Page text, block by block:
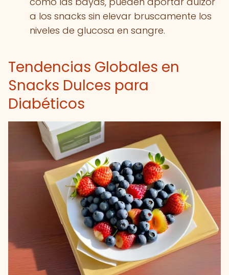
a los snacks sin elevar bruscamente los
niveles de glucosa en sangre.
Tendencias Globales en
Snacks Dulces para
Diabéticos